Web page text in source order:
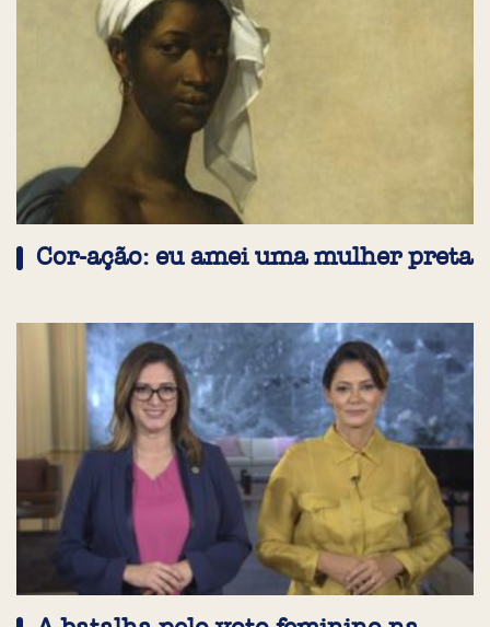
Cor-ação: eu amei uma mulher preta